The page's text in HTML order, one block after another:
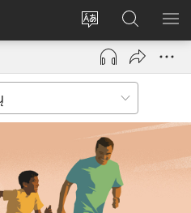
Pakeisti
svetainės
kalbą
Prisijungti
(atsiveria
naujas
langas)
Paieška
svetainėje
JW.ORG